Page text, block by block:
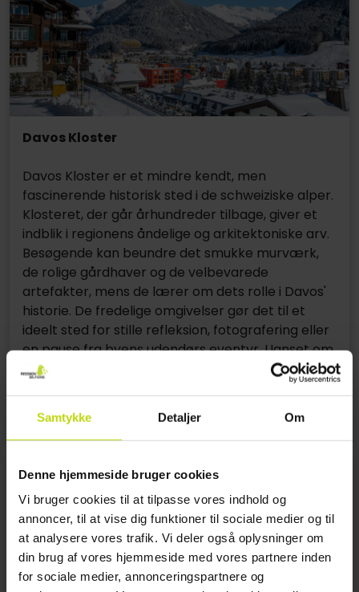
Samtykke Detaljer Om
Denne hjemmeside bruger cookies
Vi bruger cookies til at tilpasse vores indhold og
annoncer, til at vise dig funktioner til sociale medier og til
at analysere vores trafik. Vi deler også oplysninger om
din brug af vores hjemmeside med vores partnere inden
for sociale medier, annonceringspartnere og
Davos Kloster
Davos Kloster er et mindre kendt, men
fascinerende historisk sted i de schweiziske alper.
Klosteret, der går århundreder tilbage, giver et
indblik i regionens åndelige og arkitektoniske arv.
Besøgende kan beundre det smukke murværk,
de rolige gårdhaver og de velbevarede
artefakter, mens de lærer om dets rolle i Davos'
historie. De fredelige omgivelser gør det til et
ideelt sted for stille refleksion, fotografering eller
en pause fra byens udendørs eventyr. Uanset om
du er historieentusiast eller bare på udkig efter
en unik kulturel oplevelse, er Davos Kloster en